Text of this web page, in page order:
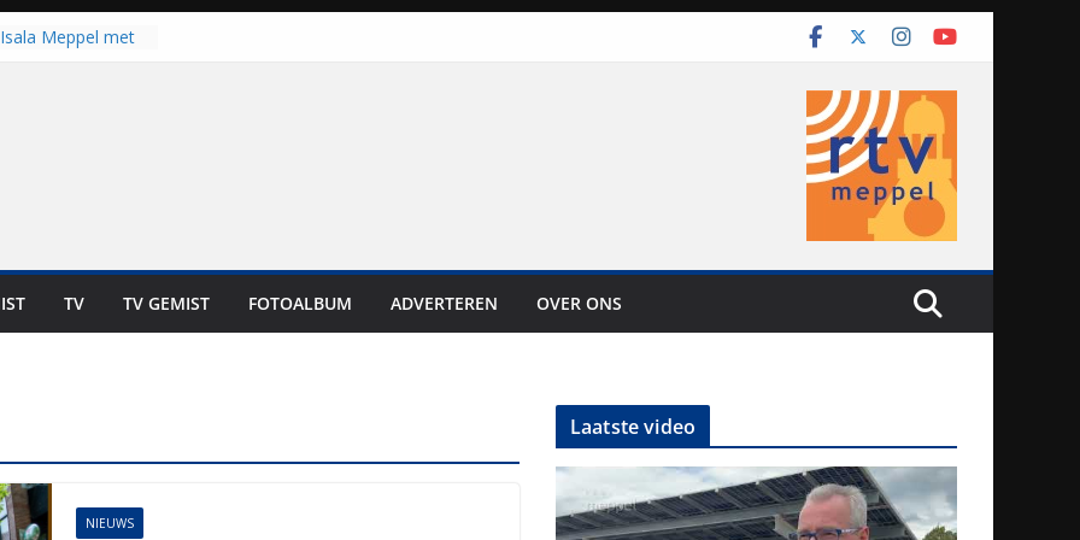
Meppel met
niet in geld uit te
TV TV GEMIST FOTOALBUM ADVERTEREN OVER ONS
NIEUWS
Laatste video